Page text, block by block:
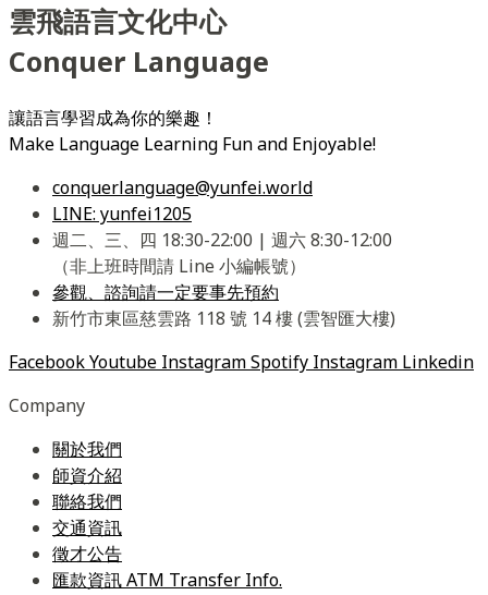
雲飛語言文化中心
Conquer Language
讓語言學習成為你的樂趣！
Make Language Learning Fun and Enjoyable!
conquerlanguage@yunfei.world
LINE: yunfei1205
週二、三、四 18:30-22:00 | 週六 8:30-12:00
（非上班時間請 Line 小編帳號）
參觀、諮詢請一定要事先預約
新竹市東區慈雲路 118 號 14 樓 (雲智匯大樓)
FacebookYoutube InstagramSpotify Instagram Linkedin
Company
關於我們
師資介紹
聯絡我們
交通資訊
徵才公告
匯款資訊 ATM Transfer Info.